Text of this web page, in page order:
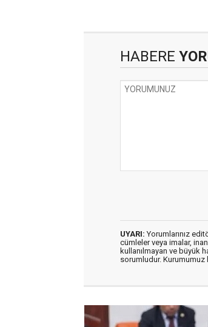
HABERE
UYARI: Yorumlarınız
cümleler veya imalar,
kullanılmayan ve büyük
sorumludur.